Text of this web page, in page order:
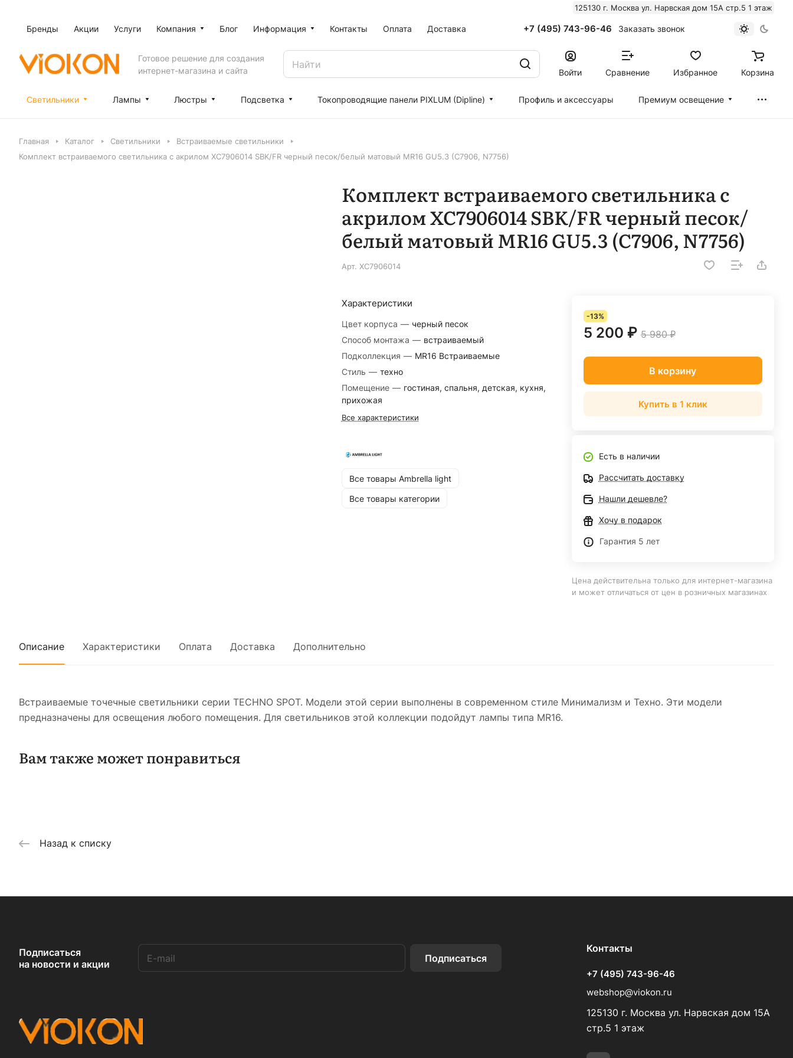
125130 г. Москва ул. Нарвская дом 15А стр.5 1 этаж
Бренды Акции Услуги Компания Блог Информация Контакты Оплата Доставка +7 (495) 743-96-46 Заказать звонок
Готовое решение для создания
интернет-магазина и сайта
Войти Сравнение Избранное Корзина
Светильники Лампы Люстры Подсветка Токопроводящие панели PIXLUM (Dipline) Профиль и аксессуары Премиум освещение
Главная Каталог Светильники
Встраиваемые светильники
Комплект встраиваемого светильника с акрилом XC7906014 SBK/FR черный песок/белый матовый MR16 GU5.3 (C7906, N7756)
Комплект встраиваемого светильника с
акрилом XC7906014 SBK/FR черный песок/
белый матовый MR16 GU5.3 (C7906, N7756)
Арт. XC7906014
Характеристики
Цвет корпуса — черный песок
Способ монтажа — встраиваемый
Подколлекция — MR16 Встраиваемые
Стиль — техно
Помещение — гостиная, спальня, детская, кухня,
прихожая
Все характеристики
Все товары Ambrella light
Все товары категории
-13%
5 200 ₽ 5 980 ₽
В корзину
Купить в 1 клик
Есть в наличии
Рассчитать доставку
Нашли дешевле?
Хочу в подарок
Гарантия 5 лет
Цена действительна только для интернет-магазина
и может отличаться от цен в розничных магазинах
Описание Характеристики Оплата Доставка Дополнительно
Встраиваемые точечные светильники серии TECHNO SPOT. Модели этой серии выполнены в современном стиле Минимализм и Техно. Эти модели
предназначены для освещения любого помещения. Для светильников этой коллекции подойдут лампы типа MR16.
Вам также может понравиться
Назад к списку
Подписаться
на новости и акции
Подписаться
Контакты
+7 (495) 743-96-46
webshop@viokon.ru
125130 г. Москва ул. Нарвская дом 15А
стр.5 1 этаж